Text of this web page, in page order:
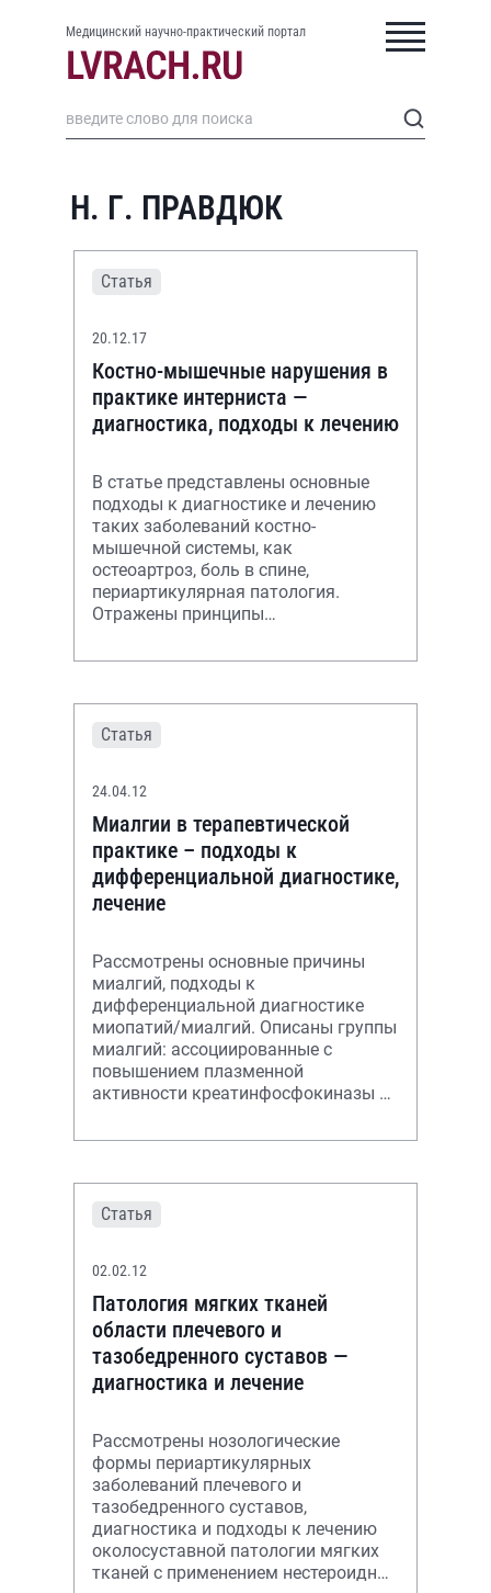
Медицинский научно-практический портал
Н. Г. ПРАВДЮК
Статья
20.12.17
Костно-мышечные нарушения в
практике интерниста —
диагностика, подходы к лечению
В статье представлены основные
подходы к диагностике и лечению
таких заболеваний костно-
мышечной системы, как
остеоартроз, боль в спине,
периартикулярная патология.
Отражены принципы
медикаментозной терапии.
Статья
24.04.12
Миалгии в терапевтической
практике – подходы к
дифференциальной диагностике,
лечение
Рассмотрены основные причины
миалгий, подходы к
дифференциальной диагностике
миопатий/миалгий. Описаны группы
миалгий: ассоциированные с
повышением плазменной
активности креатинфосфокиназы и
миофасциального синдрома.
Статья
02.02.12
Патология мягких тканей
области плечевого и
тазобедренного суставов —
диагностика и лечение
Рассмотрены нозологические
формы периартикулярных
заболеваний плечевого и
тазобедренного суставов,
диагностика и подходы к лечению
околосуставной патологии мягких
тканей с применением нестероидных